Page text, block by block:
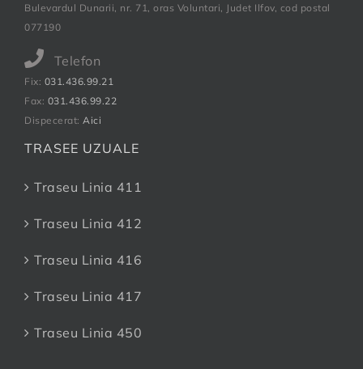
Bulevardul Dunarii, nr. 71, oras Voluntari, Judet Ilfov, cod postal
077190
Telefon
Fix: 031.436.99.21
Fax: 031.436.99.22
Dispecerat: Aici
TRASEE UZUALE
Traseu Linia 411
Traseu Linia 412
Traseu Linia 416
Traseu Linia 417
Traseu Linia 450